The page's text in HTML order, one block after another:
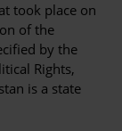
took place on
of the
by the
Rights,
is a state